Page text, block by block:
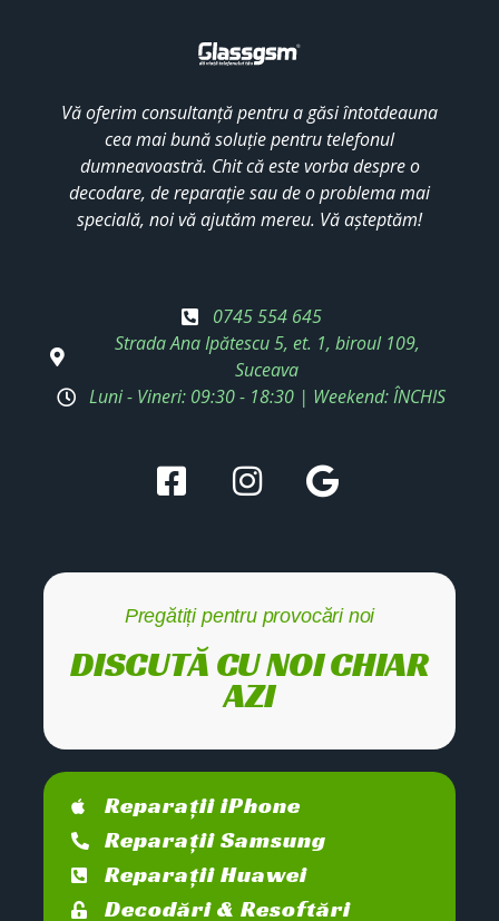
Vă oferim consultanță pentru a găsi întotdeauna
cea mai bună soluție pentru telefonul
dumneavoastră. Chit că este vorba despre o
decodare, de reparație sau de o problema mai
specială, noi vă ajutăm mereu. Vă așteptăm!
0745 554 645
Strada Ana Ipătescu 5, et. 1, biroul 109,
Suceava
Luni - Vineri: 09:30 - 18:30 | Weekend: ÎNCHIS
Pregătiți pentru provocări noi
DISCUTĂ CU NOI CHIAR
AZI
Reparații iPhone
Reparații Samsung
Reparații Huawei
Decodări & Resoftări